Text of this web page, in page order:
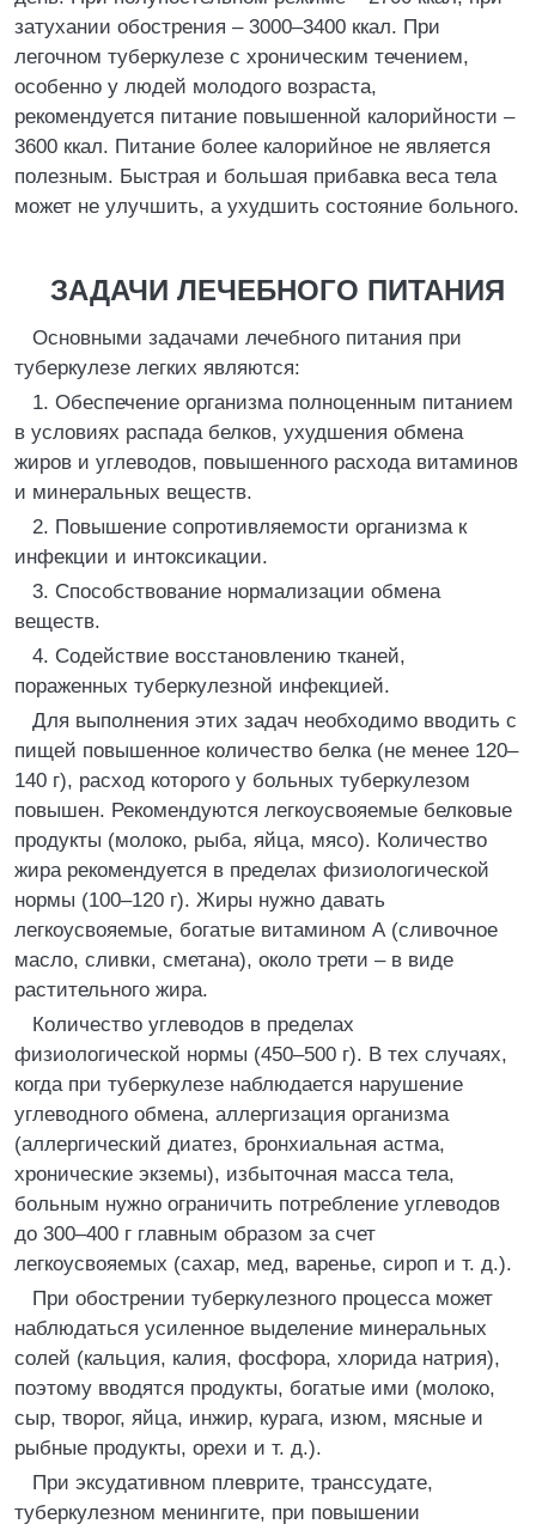
затухании обострения – 3000–3400 ккал. При
легочном туберкулезе с хроническим течением,
особенно у людей молодого возраста,
рекомендуется питание повышенной калорийности –
3600 ккал. Питание более калорийное не является
полезным. Быстрая и большая прибавка веса тела
может не улучшить, а ухудшить состояние больного.
ЗАДАЧИ ЛЕЧЕБНОГО ПИТАНИЯ
Основными задачами лечебного питания при
туберкулезе легких являются:
1. Обеспечение организма полноценным питанием
в условиях распада белков, ухудшения обмена
жиров и углеводов, повышенного расхода витаминов
и минеральных веществ.
2. Повышение сопротивляемости организма к
инфекции и интоксикации.
3. Способствование нормализации обмена
веществ.
4. Содействие восстановлению тканей,
пораженных туберкулезной инфекцией.
Для выполнения этих задач необходимо вводить с
пищей повышенное количество белка (не менее 120–
140 г), расход которого у больных туберкулезом
повышен. Рекомендуются легкоусвояемые белковые
продукты (молоко, рыба, яйца, мясо). Количество
жира рекомендуется в пределах физиологической
нормы (100–120 г). Жиры нужно давать
легкоусвояемые, богатые витамином А (сливочное
масло, сливки, сметана), около трети – в виде
растительного жира.
Количество углеводов в пределах
физиологической нормы (450–500 г). В тех случаях,
когда при туберкулезе наблюдается нарушение
углеводного обмена, аллергизация организма
(аллергический диатез, бронхиальная астма,
хронические экземы), избыточная масса тела,
больным нужно ограничить потребление углеводов
до 300–400 г главным образом за счет
легкоусвояемых (сахар, мед, варенье, сироп и т. д.).
При обострении туберкулезного процесса может
наблюдаться усиленное выделение минеральных
солей (кальция, калия, фосфора, хлорида натрия),
поэтому вводятся продукты, богатые ими (молоко,
сыр, творог, яйца, инжир, курага, изюм, мясные и
рыбные продукты, орехи и т. д.).
При эксудативном плеврите, транссудате,
туберкулезном менингите, при повышении